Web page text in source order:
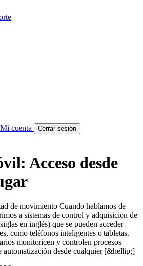
Mi cuenta Cerrar sesión
Acceso desde
de movimiento Cuando hablamos de
a sistemas de control y adquisición de
en inglés) que se pueden acceder
como teléfonos inteligentes o tabletas.
monitoricen y controlen procesos
automatización desde cualquier [&hellip;]